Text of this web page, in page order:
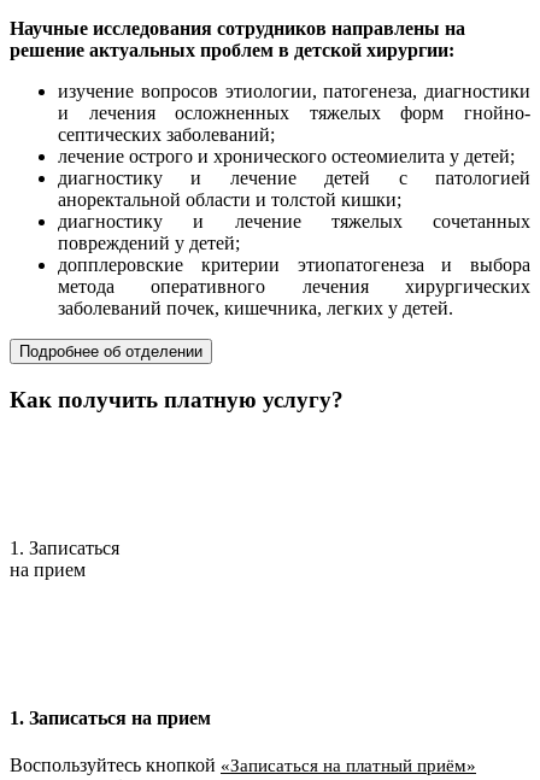
Научные исследования сотрудников направлены на
решение актуальных проблем в детской хирургии:
изучение вопросов этиологии, патогенеза, диагностики
и лечения осложненных тяжелых форм гнойно-
септических заболеваний;
лечение острого и хронического остеомиелита у детей;
диагностику и лечение детей с патологией
аноректальной области и толстой кишки;
диагностику и лечение тяжелых сочетанных
повреждений у детей;
допплеровские критерии этиопатогенеза и выбора
метода оперативного лечения хирургических
заболеваний почек, кишечника, легких у детей.
Подробнее об отделении
Как получить платную услугу?
1. Записаться
на прием
1. Записаться на прием
Воспользуйтесь кнопкой «Записаться на платный приём»